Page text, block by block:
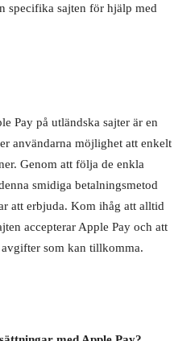
specifika sajten för hjälp med
Pay på utländska sajter är en
användarna möjlighet att enkelt
Genom att följa de enkla
smidiga betalningsmetod
att erbjuda. Kom ihåg att alltid
accepterar Apple Pay och att
som kan tillkomma.